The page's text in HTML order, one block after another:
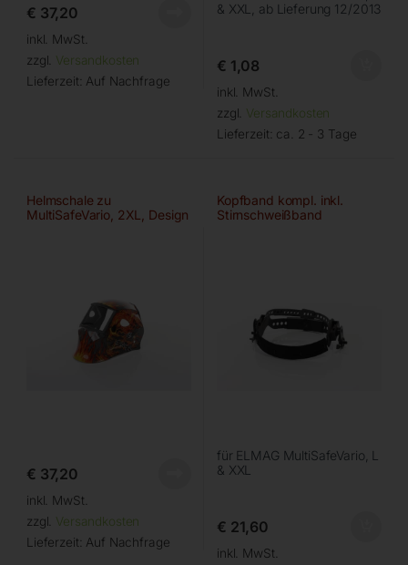
€ 37,20
inkl. MwSt.
zzgl. Versandkosten
Lieferzeit: Auf Nachfrage
& XXL, ab Lieferung 12/2013
€ 1,08
inkl. MwSt.
zzgl. Versandkosten
Lieferzeit: ca. 2 - 3 Tage
Helmschale zu
MultiSafeVario, 2XL, Design
€ 37,20
inkl. MwSt.
zzgl. Versandkosten
Lieferzeit: Auf Nachfrage
Kopfband kompl. inkl.
Stirnschweißband
für ELMAG MultiSafeVario, L
& XXL
€ 21,60
inkl. MwSt.